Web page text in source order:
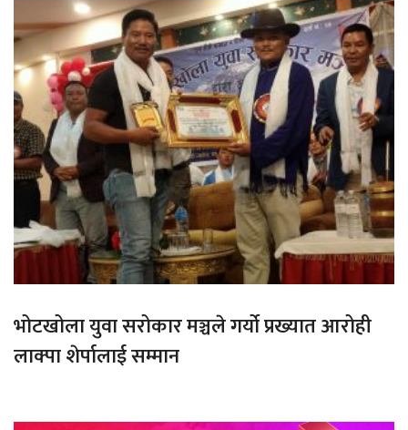
भोटखोला युवा सरोकार मञ्चले गर्यो प्रख्यात आरोही
लाक्पा शेर्पालाई सम्मान